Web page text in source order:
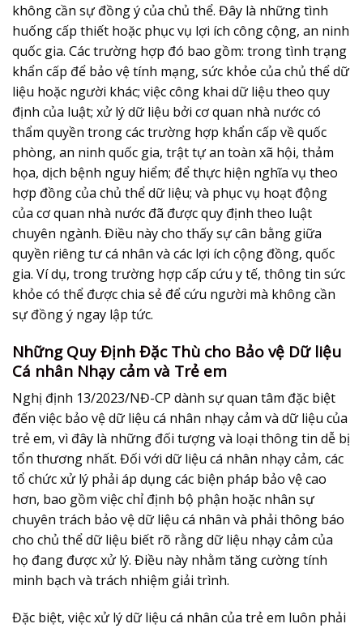
không cần sự đồng ý của chủ thể. Đây là những tình
huống cấp thiết hoặc phục vụ lợi ích công cộng, an ninh
quốc gia. Các trường hợp đó bao gồm: trong tình trạng
khẩn cấp để bảo vệ tính mạng, sức khỏe của chủ thể dữ
liệu hoặc người khác; việc công khai dữ liệu theo quy
định của luật; xử lý dữ liệu bởi cơ quan nhà nước có
thẩm quyền trong các trường hợp khẩn cấp về quốc
phòng, an ninh quốc gia, trật tự an toàn xã hội, thảm
họa, dịch bệnh nguy hiểm; để thực hiện nghĩa vụ theo
hợp đồng của chủ thể dữ liệu; và phục vụ hoạt động
của cơ quan nhà nước đã được quy định theo luật
chuyên ngành. Điều này cho thấy sự cân bằng giữa
quyền riêng tư cá nhân và các lợi ích cộng đồng, quốc
gia. Ví dụ, trong trường hợp cấp cứu y tế, thông tin sức
khỏe có thể được chia sẻ để cứu người mà không cần
sự đồng ý ngay lập tức.
Những Quy Định Đặc Thù cho Bảo vệ Dữ liệu
Cá nhân Nhạy cảm và Trẻ em
Nghị định 13/2023/NĐ-CP dành sự quan tâm đặc biệt
đến việc bảo vệ dữ liệu cá nhân nhạy cảm và dữ liệu của
trẻ em, vì đây là những đối tượng và loại thông tin dễ bị
tổn thương nhất. Đối với dữ liệu cá nhân nhạy cảm, các
tổ chức xử lý phải áp dụng các biện pháp bảo vệ cao
hơn, bao gồm việc chỉ định bộ phận hoặc nhân sự
chuyên trách bảo vệ dữ liệu cá nhân và phải thông báo
cho chủ thể dữ liệu biết rõ rằng dữ liệu nhạy cảm của
họ đang được xử lý. Điều này nhằm tăng cường tính
minh bạch và trách nhiệm giải trình.
Đặc biệt, việc xử lý dữ liệu cá nhân của trẻ em luôn phải